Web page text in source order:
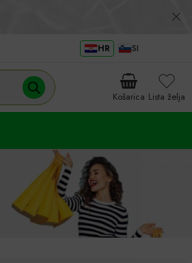
HR SI
Košarica Lista želja